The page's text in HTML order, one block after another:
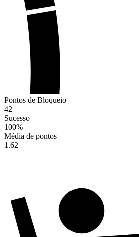
Pontos de Bloqueio
42
Sucesso
100%
Média de pontos
1.62